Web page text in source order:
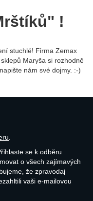
!
stuchlé! Firma Zemax
Maryša si rozhodně
nám své dojmy. :-)
se k odběru
o všech zajímavých
že zpravodaj
vaši e-mailovou